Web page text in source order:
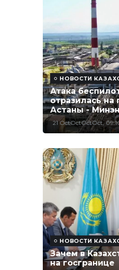
НОВОСТИ
Атака
отразилась на
Астаны -
21 OctOctOctOct,
НОВОСТИ
Зачем в
на госгранице